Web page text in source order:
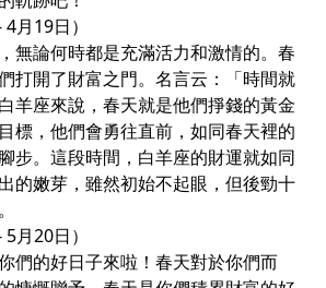
月19日）
無論何時都是充滿活力和激情的。春
打開了財富之門。名言云：「時間就
羊座來說，春天就是他們掙錢的黃金
標，他們會勇往直前，如同春天裡的
步。這段時間，白羊座的財運就如同
的嫩芽，雖然初始不起眼，但後勁十
月20日）
們的好日子來啦！春天對於你們而